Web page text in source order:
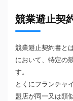
競業避止契
競業避止契約書と
において、特定の
す。
とくにフランチャ
盟店が同一又は類